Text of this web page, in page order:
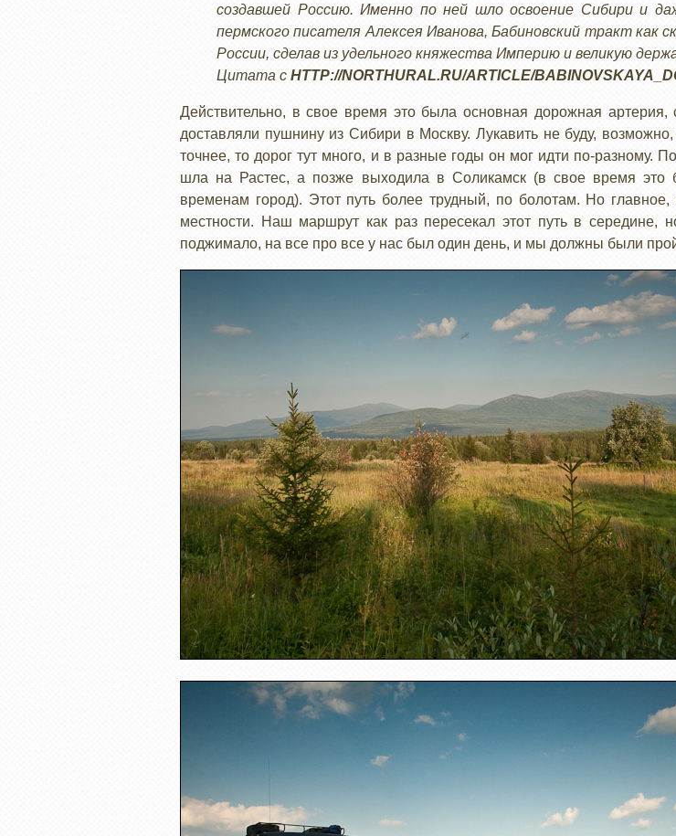
создавшей Россию. Именно по ней шло освоение Сибири и
пермского писателя Алексея Иванова, Бабиновский тракт как
России, сделав из удельного княжества Империю и великую
Цитата с HTTP://NORTHURAL.RU/ARTICLE/
Действительно, в свое время это была основная дорожная
доставляли пушнину из Сибири в Москву. Лукавить не буду,
точнее, то дорог тут много, и в разные годы он мог идти по-
шла на Растес, а позже выходила в Соликамск (в свое время это
временам город). Этот путь более трудный, по болотам. Но
местности. Наш маршрут как раз пересекал этот путь в
поджимало, на все про все у нас был один день, и мы должны были